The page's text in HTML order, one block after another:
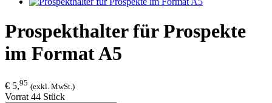
Prospekthalter für Prospekte
im Format A5
€ 5,95 (exkl. MwSt.)
Vorrat 44 Stück